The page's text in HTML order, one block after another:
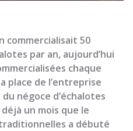
commercialisait 50
par an, aujourd’hui
chaque
place de l’entreprise
négoce d’échalotes
un mois que le
a débuté